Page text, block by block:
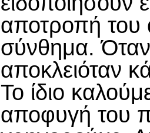
αποτροπή του
σύνθημα.
αποκλειόταν
Το ίδιο
αποφυγή του